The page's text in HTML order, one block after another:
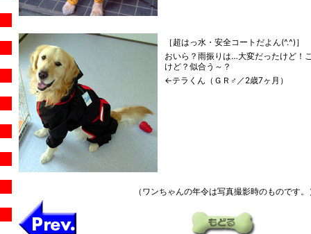
［超はっ水・安全コートだよん(^.^)］
おいら？雨振りは…大変だったけど！
けど？似合う～？
←テラくん（ＧＲ♂／2歳7ヶ月）
（ワンちゃんの年令は写真撮影時のものです。